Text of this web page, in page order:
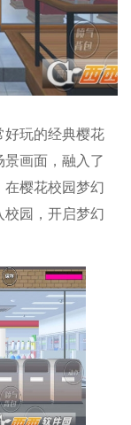
玩的经典樱花
画面，融入了
樱花校园梦幻
园，开启梦幻